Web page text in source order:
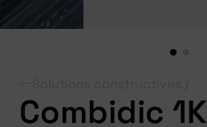
Combidic 1K